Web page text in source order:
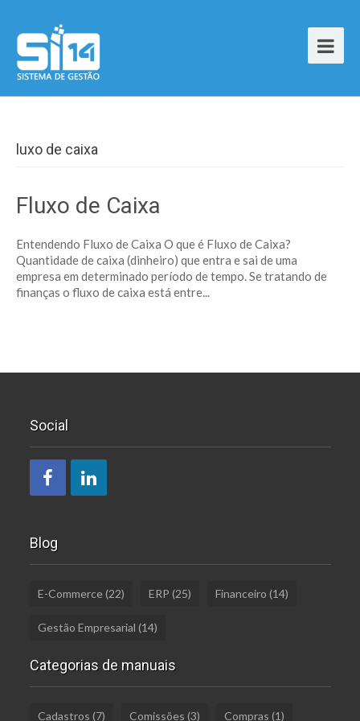
luxo de caixa
Fluxo de Caixa
Entendendo Fluxo de Caixa O que é Fluxo de Caixa?
Quantidade de caixa (dinheiro) que entra e sai de uma
empresa em determinado período de tempo. Se tratando de
finanças o fluxo de caixa está entre...
Social
Blog
E-Commerce(22) ERP (25) Financeiro (14)
Gestão Empresarial (14)
Categorias de manuais
Cadastros (7) Comissões (3) Compras (1)